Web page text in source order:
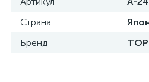
Страна
Бренд